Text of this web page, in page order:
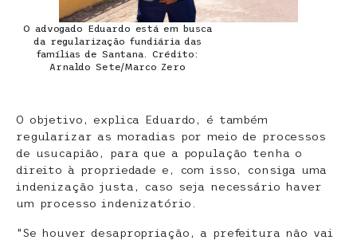
O advogado Eduardo está em busca
da regularização fundiária das
famílias de Santana. Crédito:
Arnaldo Sete/Marco Zero
O objetivo, explica Eduardo, é também
regularizar as moradias por meio de processos
de usucapião, para que a população tenha o
direito à propriedade e, com isso, consiga uma
indenização justa, caso seja necessário haver
um processo indenizatório.
“Se houver desapropriação, a prefeitura não vai